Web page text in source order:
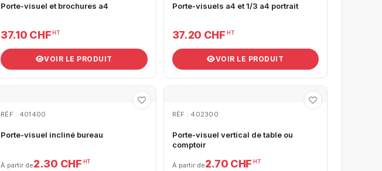
Porte-visuel et brochures a4
37.10 CHF HT
VOIR LE PRODUIT
Porte-visuels a4 et 1/3 a4 portrait
37.20 CHF HT
VOIR LE PRODUIT
RÉF : 401400
Porte-visuel incliné bureau
À partir de2.30 CHF HT
RÉF : 402300
Porte-visuel vertical de table ou
comptoir
À partir de2.70 CHF HT